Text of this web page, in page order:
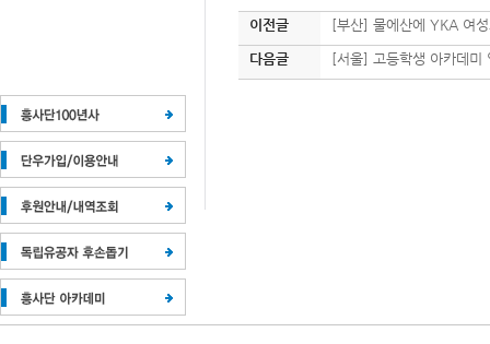
이전글 [부산] 물에산에 YKA 여
다음글 [서울] 고등학생 아카데미